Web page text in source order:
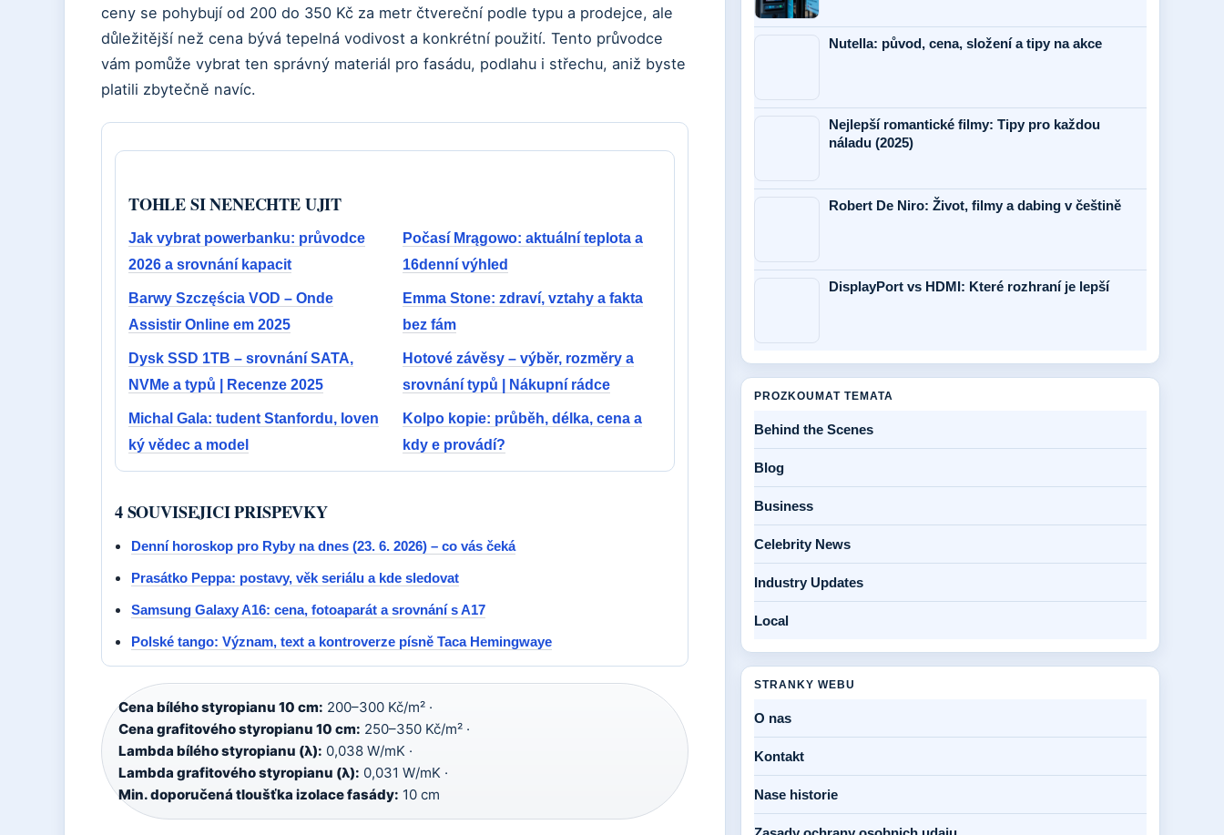
ceny se pohybují od 200 do 350 Kč za metr čtvereční podle typu a prodejce, ale
důležitější než cena bývá tepelná vodivost a konkrétní použití. Tento průvodce
vám pomůže vybrat ten správný materiál pro fasádu, podlahu i střechu, aniž byste
platili zbytečně navíc.
TOHLE SI NENECHTE UJIT
Jak vybrat powerbanku: průvodce
2026 a srovnání kapacit
Počasí Mrągowo: aktuální teplota a
16denní výhled
Barwy Szczęścia VOD – Onde
Assistir Online em 2025
Emma Stone: zdraví, vztahy a fakta
bez fám
Dysk SSD 1TB – srovnání SATA,
NVMe a typů | Recenze 2025
Hotové závěsy – výběr, rozměry a
srovnání typů | Nákupní rádce
Michal Gala: tudent Stanfordu, loven
ký vědec a model
Kolpo kopie: průběh, délka, cena a
kdy e provádí?
4 SOUVISEJICI PRISPEVKY
Denní horoskop pro Ryby na dnes (23. 6. 2026) – co vás čeká
Prasátko Peppa: postavy, věk seriálu a kde sledovat
Samsung Galaxy A16: cena, fotoaparát a srovnání s A17
Polské tango: Význam, text a kontroverze písně Taca Hemingwaye
Cena bílého styropianu 10 cm: 200–300 Kč/m² ·
Cena grafitového styropianu 10 cm: 250–350 Kč/m² ·
Lambda bílého styropianu (λ): 0,038 W/mK ·
Lambda grafitového styropianu (λ): 0,031 W/mK ·
Min. doporučená tloušťka izolace fasády: 10 cm
Nutella: původ, cena, složení a tipy na akce
Nejlepší romantické filmy: Tipy pro každou
náladu (2025)
Robert De Niro: Život, filmy a dabing v češtině
DisplayPort vs HDMI: Které rozhraní je lepší
PROZKOUMAT TEMATA
Behind the Scenes
Blog
Business
Celebrity News
Industry Updates
Local
STRANKY WEBU
O nas
Kontakt
Nase historie